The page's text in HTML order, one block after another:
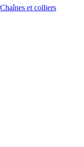
Chaînes et colliers